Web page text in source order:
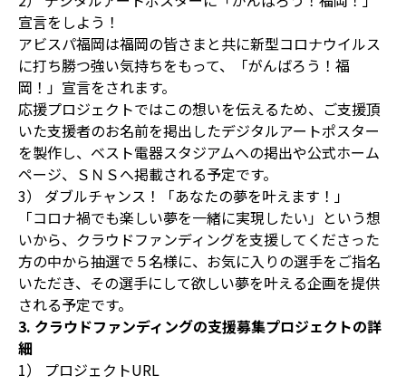
宣言をしよう！
アビスパ福岡は福岡の皆さまと共に新型コロナウイルス
に打ち勝つ強い気持ちをもって、「がんばろう！福
岡！」宣言をされます。
応援プロジェクトではこの想いを伝えるため、ご支援頂
いた支援者のお名前を掲出したデジタルアートポスター
を製作し、ベスト電器スタジアムへの掲出や公式ホーム
ページ、ＳＮＳへ掲載される予定です。
3） ダブルチャンス！「あなたの夢を叶えます！」
「コロナ禍でも楽しい夢を一緒に実現したい」という想
いから、クラウドファンディングを支援してくださった
方の中から抽選で５名様に、お気に入りの選手をご指名
いただき、その選手にして欲しい夢を叶える企画を提供
される予定です。
3. クラウドファンディングの支援募集プロジェクトの詳
細
1） プロジェクトURL